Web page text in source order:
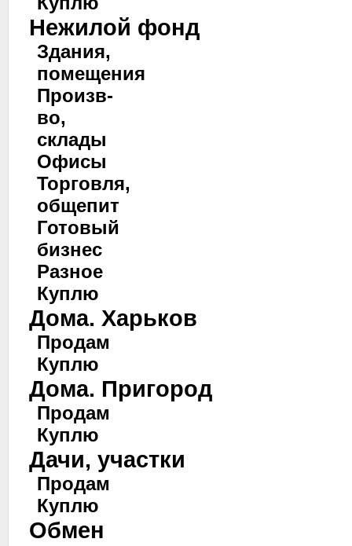
Нежилой фонд
Здания,
помещения
Произв-
во,
склады
Офисы
Торговля,
общепит
Готовый
бизнес
Разное
Куплю
Дома. Харьков
Продам
Куплю
Дома. Пригород
Продам
Куплю
Дачи, участки
Продам
Куплю
Обмен